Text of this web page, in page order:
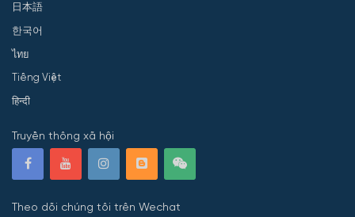
日本語
한국어
ไทย
Tiếng Việt
हिन्दी
Truyền thông xã hội
Theo dõi chúng tôi trên Wechat